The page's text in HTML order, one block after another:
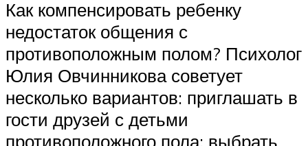
Как компенсировать ребенку
недостаток общения с
противоположным полом? Психолог
Юлия Овчинникова советует
несколько вариантов: приглашать в
гости друзей с детьми
противоположного пола; выбрать